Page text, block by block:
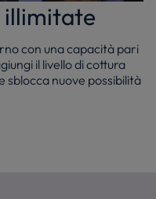
illimitate
con una capacità pari
il livello di cottura
sblocca nuove possibilità